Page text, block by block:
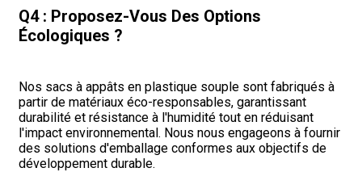
Q4 : Proposez-Vous Des Options
Écologiques ?
Nos sacs à appâts en plastique souple sont fabriqués à
partir de matériaux éco-responsables, garantissant
durabilité et résistance à l'humidité tout en réduisant
l'impact environnemental. Nous nous engageons à fournir
des solutions d'emballage conformes aux objectifs de
développement durable.